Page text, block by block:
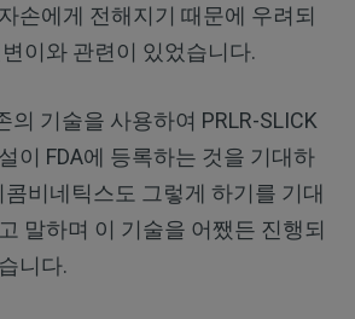
손에게 전해지기 때문에 우려되
이와 관련이 있었습니다.
의 기술을 사용하여 PRLR-SLICK
이 FDA에 등록하는 것을 기대하
콤비네틱스도 그렇게 하기를 기대
말하며 이 기술을 어쨌든 진행되
니다.